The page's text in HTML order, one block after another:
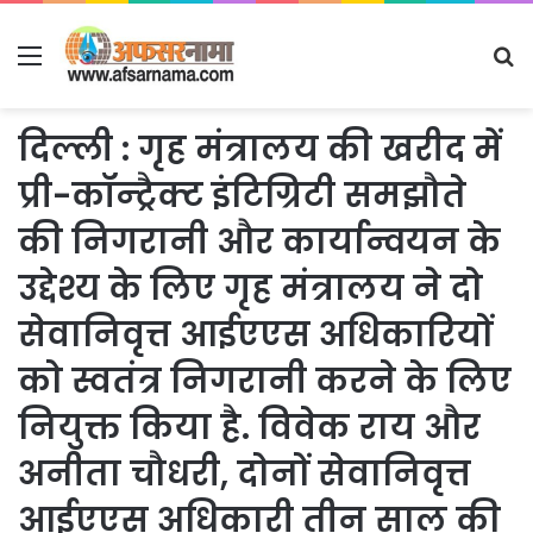
Menu
दिल्ली : गृह मंत्रालय की खरीद में
प्री-कॉन्ट्रैक्ट इंटिग्रिटी समझौते
की निगरानी और कार्यान्वयन के
उद्देश्य के लिए गृह मंत्रालय ने दो
सेवानिवृत्त आईएएस अधिकारियों
को स्वतंत्र निगरानी करने के लिए
नियुक्त किया है. विवेक राय और
अनीता चौधरी, दोनों सेवानिवृत्त
आईएएस अधिकारी तीन साल की